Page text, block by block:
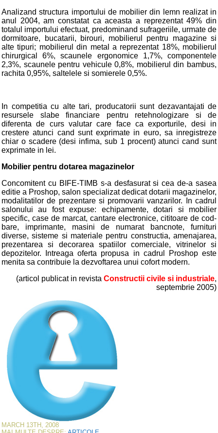
Analizand structura importului de mobilier din lemn realizat in
anul 2004, am constatat ca aceasta a reprezentat 49% din
totalul importului efectuat, predominand sufrageriile, urmate de
dormitoare, bucatarii, birouri, mobilierul pentru magazine si
alte tipuri; mobilierul din metal a reprezentat 18%, mobilierul
chirurgical 6%, scaunele ergonomice 1,7%, componentele
2,3%, scaunele pentru vehicule 0,8%, mobilierul din bambus,
rachita 0,95%, saltelele si somierele 0,5%.
In competitia cu alte tari, producatorii sunt dezavantajati de
resursele slabe financiare pentru retehnologizare si de
diferenta de curs valutar care face ca exporturile, desi in
crestere atunci cand sunt exprimate in euro, sa inregistreze
chiar o scadere (desi infima, sub 1 procent) atunci cand sunt
exprimate in lei.
Mobilier pentru dotarea magazinelor
Concomitent cu BIFE-TIMB s-a desfasurat si cea de-a sasea
editie a Proshop, salon specializat dedicat dotarii magazinelor,
modalitatilor de prezentare si promovarii vanzarilor. In cadrul
salonului au fost expuse: echipamente, dotari si mobilier
specific, case de marcat, cantare electronice, cititoare de cod-
bare, imprimante, masini de numarat bancnote, furnituri
diverse, sisteme si materiale pentru constructia, amenajarea,
prezentarea si decorarea spatiilor comerciale, vitrinelor si
depozitelor. Intreaga oferta propusa in cadrul Proshop este
menita sa contribuie la dezvoftarea unui cofort modern.
(articol publicat in revista Constructii civile si industriale,
septembrie 2005)
MARCH 13TH, 2008